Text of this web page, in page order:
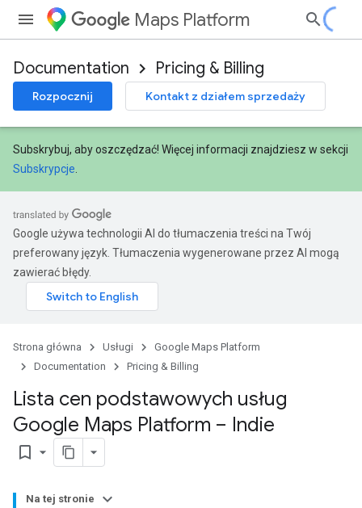
Maps Platform
Documentation Pricing & Billing
Rozpocznij Kontakt z działem sprzedaży
Subskrybuj, aby oszczędzać! Więcej informacji znajdziesz w sekcji
Subskrypcje
Google używa technologii AI do tłumaczenia treści na Twój
preferowany język. Tłumaczenia wygenerowane przez AI mogą
zawierać błędy.
Strona główna Usługi
Google Maps Platform
Documentation
Pricing & Billing
Lista cen podstawowych usług
Google Maps Platform – Indie
bookmark_border
Na tej stronie